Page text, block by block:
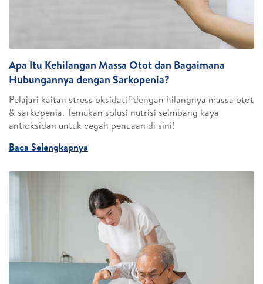
Apa Itu Kehilangan Massa Otot dan Bagaimana
Hubungannya dengan Sarkopenia?
Pelajari kaitan stress oksidatif dengan hilangnya massa otot
& sarkopenia. Temukan solusi nutrisi seimbang kaya
antioksidan untuk cegah penuaan di sini!
Baca Selengkapnya